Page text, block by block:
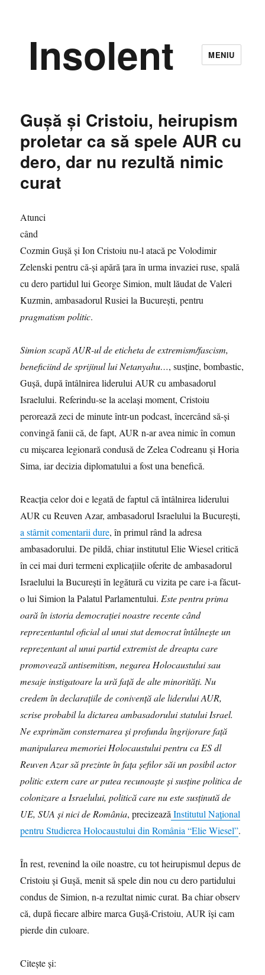
Insolent MENIU
Guşă şi Cristoiu, heirupism
proletar ca să spele AUR cu
dero, dar nu rezultă nimic
curat
Atunci
când
Cozmin Guşă şi Ion Cristoiu nu-l atacă pe Volodimir
Zelenski pentru că-şi apără ţara în urma invaziei ruse, spală
cu dero partidul lui George Simion, mult lăudat de Valeri
Kuzmin, ambasadorul Rusiei la București, pentru
pragmatism politic.
Simion scapă AUR-ul de eticheta de extremism/fascism,
beneficiind de sprijinul lui Netanyahu…, susţine, bombastic,
Guşă, după întâlnirea liderului AUR cu ambasadorul
Israelului. Referindu-se la acelaşi moment, Cristoiu
perorează zeci de minute într-un podcast, încercând să-şi
convingă fanii că, de fapt, AUR n-ar avea nimic în comun
cu mişcarea legionară condusă de Zelea Codreanu şi Horia
Sima, iar decizia diplomatului a fost una benefică.
Reacţia celor doi e legată de faptul că întâlnirea liderului
AUR cu Reuven Azar, ambasadorul Israelului la Bucureşti,
a stârnit comentarii dure, în primul rând la adresa
ambasadorului. De pildă, chiar institutul Elie Wiesel critică
în cei mai duri termeni explicațiile oferite de ambasadorul
Israelului la București în legătură cu vizita pe care i-a făcut-
o lui Simion la Palatul Parlamentului. Este pentru prima
oară în istoria democrației noastre recente când
reprezentantul oficial al unui stat democrat întâlnește un
reprezentant al unui partid extremist de dreapta care
promovează antisemitism, negarea Holocaustului sau
mesaje instigatoare la ură față de alte minorități. Nu
credem în declarațiile de conivență ale liderului AUR,
scrise probabil la dictarea ambasadorului statului Israel.
Ne exprimăm consternarea și profunda îngrijorare față
manipularea memoriei Holocaustului pentru ca ES dl
Reuven Azar să prezinte în fața șefilor săi un posibil actor
politic extern care ar putea recunoaște și susține politica de
colonizare a Israelului, politică care nu este susținută de
UE, SUA și nici de România, precizează Institutul Național
pentru Studierea Holocaustului din România “Elie Wiesel”.
În rest, revenind la oile noastre, cu tot heirupismul depus de
Cristoiu şi Guşă, menit să spele din nou cu dero partidului
condus de Simion, n-a rezultat nimic curat. Ba chiar observ
că, după fiecare albire marca Guşă-Cristoiu, AUR îşi cam
pierde din culoare.
Citeşte şi: